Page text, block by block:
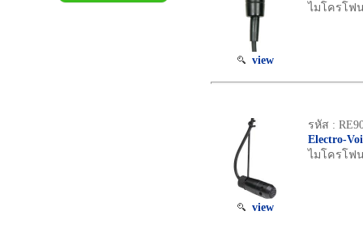
view
ไมโครโฟน
view
รหัส :
Electro-
ไมโครโฟน